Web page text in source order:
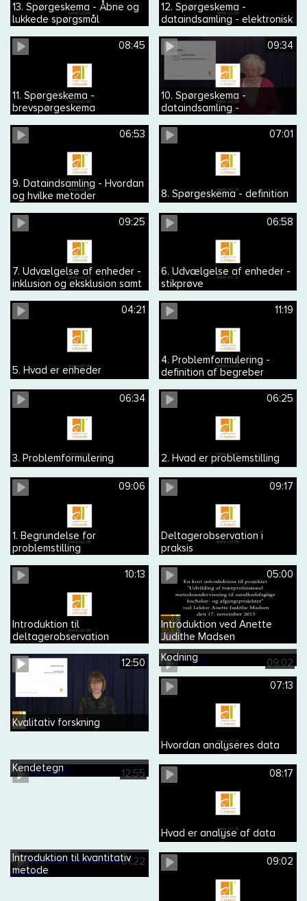
13. Spørgeskema - Åbne og
lukkede spørgsmål
12. Spørgeskema -
dataindsamling - elektronisk
08:45
11. Spørgeskema -
brevspørgeskema
09:34
10. Spørgeskema -
dataindsamling -
telefoninterview
06:53
9. Dataindsamling - Hvordan
og hvilke metoder
07:01
8. Spørgeskema - definition
09:25
7. Udvælgelse af enheder -
inklusion og eksklusion samt
generaliserbar
06:58
6. Udvælgelse af enheder -
stikprøve
04:21
5. Hvad er enheder
11:19
4. Problemformulering -
definition af begreber
06:34
3. Problemformulering
06:25
2. Hvad er problemstilling
09:06
1. Begrundelse for
problemstilling
09:17
Deltagerobservation i
praksis
10:13
Introduktion til
deltagerobservation
05:00
Introduktion ved Anette
Judithe Madsen
12:50
Kvalitativ forskning
09:02
Kodning
07:13
Hvordan analyseres data
12:55
Kendetegn 08:17
Hvad er analyse af data
01:22
Introduktion til kvantitativ
metode
09:02